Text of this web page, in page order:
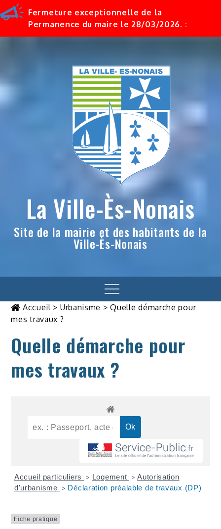
Fermeture exceptionnelle de la
Permanence du maire le 28/03/2026. :
La Ville-Ès-Nonais
Site de la mairie et des habitants de la
Ville-Ès-Nonais
Menu
Accueil > Urbanisme >Quelle démarche pour
mes travaux ?
Quelle démarche pour
mes travaux ?
Accueil particuliers > Logement > Autorisation
d'urbanisme
> Déclaration préalable de travaux (DP)
Fiche pratique